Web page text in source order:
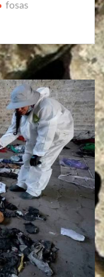
fosas